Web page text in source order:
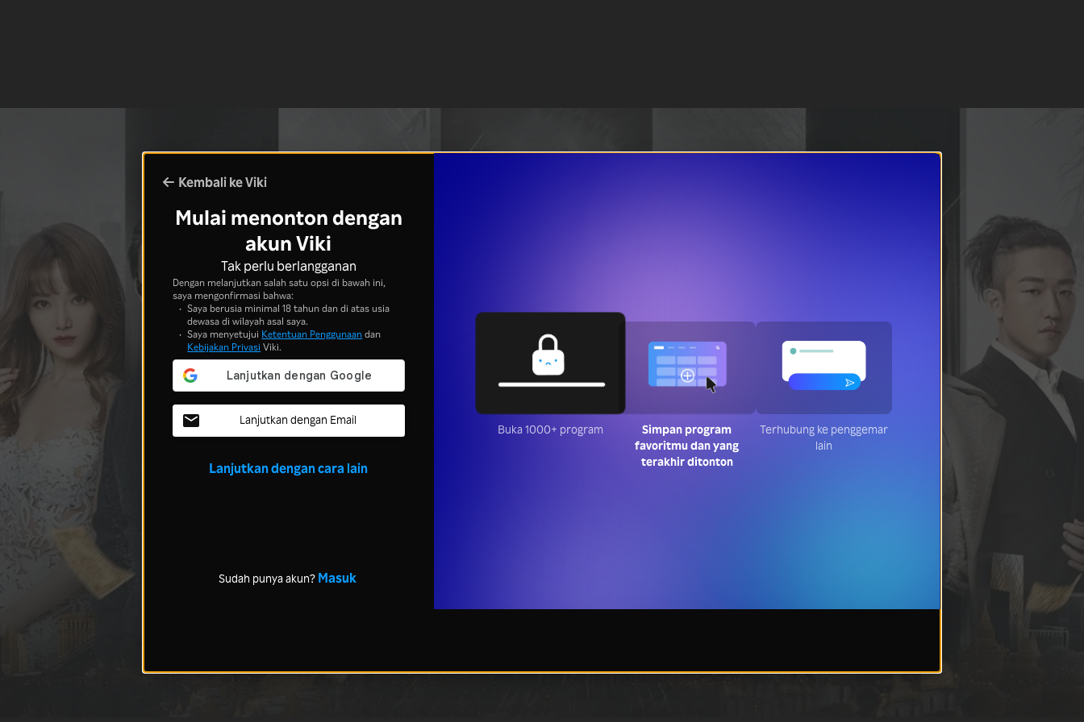
Kembali ke Viki
Mulai menonton dengan
akun Viki
Tak perlu berlangganan
Dengan melanjutkan salah satu opsi di bawah ini,
saya mengonfirmasi bahwa:
Saya berusia minimal 18 tahun dan di atas usia
dewasa di wilayah asal saya.
Saya menyetujui Ketentuan Penggunaandan
Kebijakan Privasi Viki.
Lanjutkan dengan Email
Lanjutkan dengan cara lain
Sudah punya akun? Masuk
Buka 1000+ program
Simpan program
favoritmu dan yang
terakhir ditonton
Terhubung ke penggemar
lain